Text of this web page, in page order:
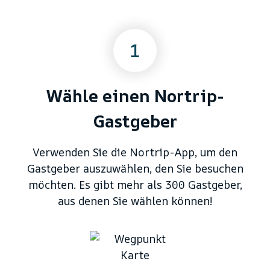
1
Wähle einen Nortrip-
Gastgeber
Verwenden Sie die Nortrip-App, um den
Gastgeber auszuwählen, den Sie besuchen
möchten. Es gibt mehr als 300 Gastgeber,
aus denen Sie wählen können!